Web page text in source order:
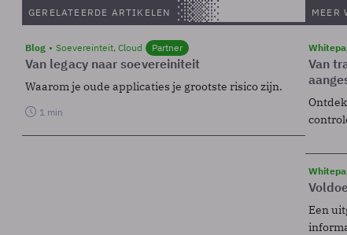
GERELATEERDE ARTIKELEN
Blog Soevereinteit, Cloud Partner
Van legacy naar soevereiniteit
Waarom je oude applicaties je grootste risico zijn.
1 min
MEER
Van
Een